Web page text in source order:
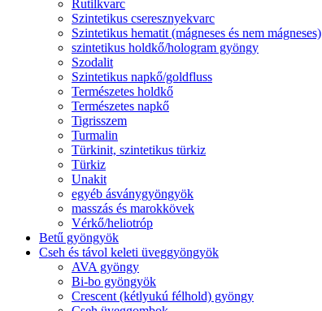
Rutilkvarc
Szintetikus cseresznyekvarc
Szintetikus hematit (mágneses és nem mágneses)
szintetikus holdkő/hologram gyöngy
Szodalit
Szintetikus napkő/goldfluss
Természetes holdkő
Természetes napkő
Tigrisszem
Turmalin
Türkinit, szintetikus türkiz
Türkiz
Unakit
egyéb ásványgyöngyök
masszás és marokkövek
Vérkő/heliotróp
Betű gyöngyök
Cseh és távol keleti üveggyöngyök
AVA gyöngy
Bi-bo gyöngyök
Crescent (kétlyukú félhold) gyöngy